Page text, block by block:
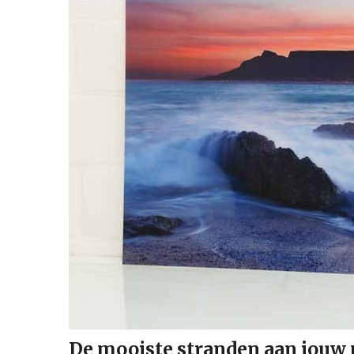
De mooiste stranden aan jouw